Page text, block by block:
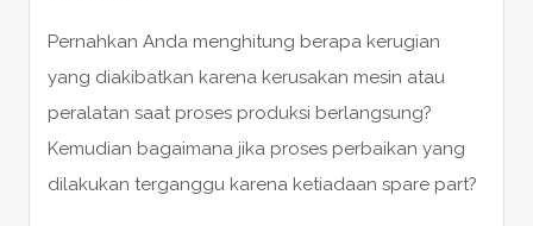
Pernahkan Anda menghitung berapa kerugian
yang diakibatkan karena kerusakan mesin atau
peralatan saat proses produksi berlangsung?
Kemudian bagaimana jika proses perbaikan yang
dilakukan terganggu karena ketiadaan spare part?